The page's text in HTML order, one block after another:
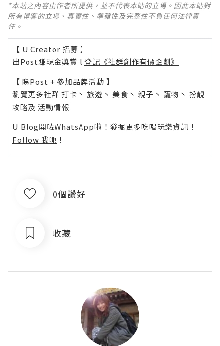
*本站之內容由作者所提供，並不代表本站的立場。因此本站對
所有博客的立場、真實性、準確性及完整性不負任何法律責
任。
【 U Creator 招募 】
出Post賺現金獎賞 l 登記《社群創作有價企劃》
【 睇Post + 參加品牌活動 】
瀏覽更多社群 打卡 丶 旅遊 丶 美食 丶 親子 丶 寵物 丶 扮靚
攻略及 活動情報
U Blog開咗WhatsApp啦！發掘更多吃喝玩樂資訊！
Follow 我哋 ！
0個讚好
收藏